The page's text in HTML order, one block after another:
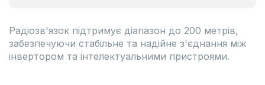
Радіозв'язок підтримує діапазон до 200 метрів,
забезпечуючи стабільне та надійне з'єднання між
інвертором та інтелектуальними пристроями.